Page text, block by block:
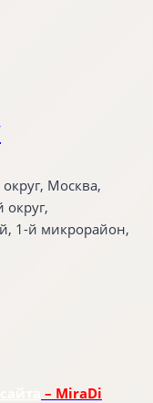
Москва,
1-й микрорайон,
– MiraDi